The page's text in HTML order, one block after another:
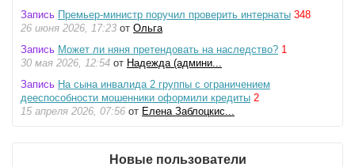
Запись Премьер-министр поручил проверить интернаты 348
26 июня 2026, 17:23 от Ольга
Запись Может ли няня претендовать на наследство? 1
30 мая 2026, 12:54 от Надежда (админи...
Запись На сына инвалида 2 группы с ограничением
дееспособности мошенники оформили кредиты 2
15 апреля 2026, 07:56 от Елена Заблоцкис...
Новые пользователи